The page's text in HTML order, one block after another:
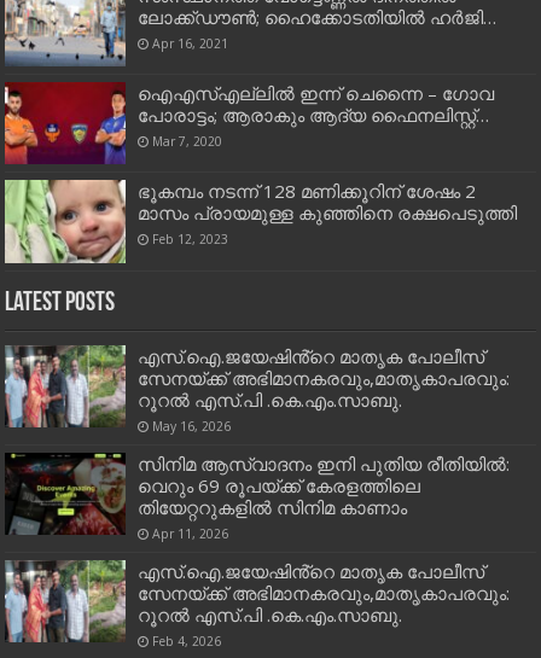
ലോക്ക്ഡൗണ്‍; ഹൈക്കോടതിയില്‍ ഹര്‍ജി…
Apr 16, 2021
ഐഎസ്‌എല്ലില്‍ ഇന്ന് ചെന്നൈ – ഗോവ
പോരാട്ടം; ആരാകും ആദ്യ ഫൈനലിസ്റ്റ്…
Mar 7, 2020
ഭൂകമ്പം നടന്ന് 128 മണിക്കൂറിന് ശേഷം 2
മാസം പ്രായമുള്ള കുഞ്ഞിനെ രക്ഷപെടുത്തി
Feb 12, 2023
Latest Posts
എസ്.ഐ.ജയേഷിൻ്റെ മാതൃക പോലീസ്
സേനയ്ക്ക് അഭിമാനകരവും,മാതൃകാപരവും:
റൂറൽ എസ്.പി .കെ.എം.സാബു.
May 16, 2026
സിനിമ ആസ്വാദനം ഇനി പുതിയ രീതിയിൽ:
വെറും 69 രൂപയ്ക്ക് കേരളത്തിലെ
തിയേറ്ററുകളിൽ സിനിമ കാണാം
Apr 11, 2026
എസ്.ഐ.ജയേഷിൻ്റെ മാതൃക പോലീസ്
സേനയ്ക്ക് അഭിമാനകരവും,മാതൃകാപരവും:
റൂറൽ എസ്.പി .കെ.എം.സാബു.
Feb 4, 2026